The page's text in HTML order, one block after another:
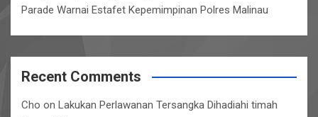
Parade Warnai Estafet Kepemimpinan Polres Malinau
Recent Comments
Cho on Lakukan Perlawanan Tersangka Dihadiahi timah